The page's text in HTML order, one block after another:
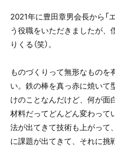
2021年に豊田章男会長から「
う役職をいただきましたが、
りくる（笑）。
ものづくりって無形なものを
い。鉄の棒を真っ赤に焼いて
けのことなんだけど、何が面
材料だってどんどん変わって
法が出てきて技術も上がって
に課題が出てきて、それに挑